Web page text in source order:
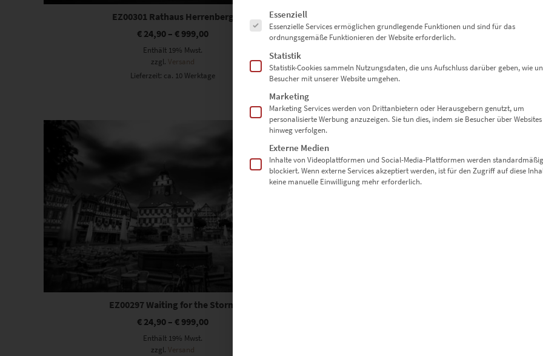
EZ00301 Rathaus Herrenberg
€ 24,90 –€ 999,00
Enthält 19% Mwst.
zzgl.Versand
Lieferzeit: ca. 10 Werktage
€24,90–
EZ00297 Waiting for the Storm
€ 24,90 –€ 999,00
Enthält 19% Mwst.
zzgl.Versand
Dieses Produkt weist mehrere Varianten auf. Die Optionen können auf der Produktseite gewählt werden
Es folgt eine Liste der Service-Gruppen, für die eine Einwilligung
Essenziell
Essenzielle Services ermöglichen grundlegende Funktionen und sind für das
ordnungsgemäße Funktionieren der Website erforderlich.
Statistik
Statistik-Cookies sammeln Nutzungsdaten, die uns Aufschluss darüber geben, wie
Besucher mit unserer Website umgehen.
Marketing
Marketing Services werden von Drittanbietern oder Herausgebern genutzt, um
personalisierte Werbung anzuzeigen. Sie tun dies, indem sie Besucher über Websites
hinweg verfolgen.
Externe Medien
Inhalte von Videoplattformen und Social-Media-Plattformen werden standardmäßig
blockiert. Wenn externe Services akzeptiert werden, ist für den Zugriff auf diese
keine manuelle Einwilligung mehr erforderlich.